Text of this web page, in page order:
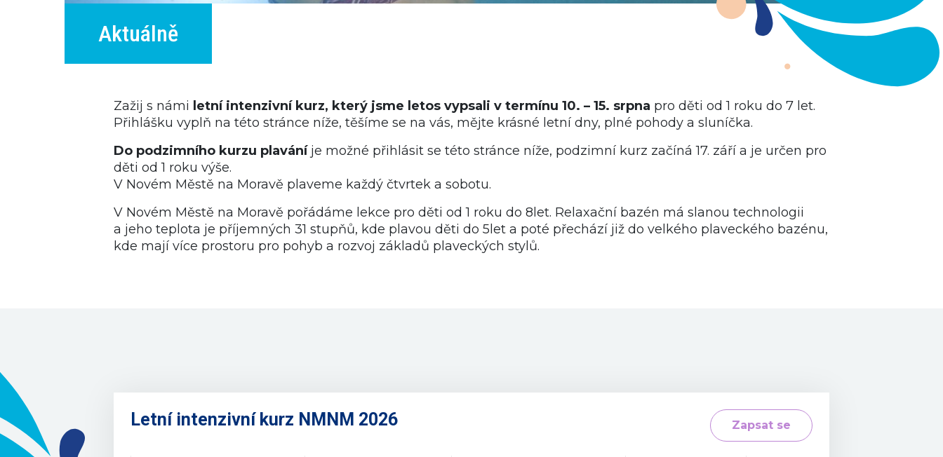
Aktuálně
Zažij s námi letní intenzivní kurz, který jsme letos vypsali v termínu 10. – 15. srpna pro děti od 1 roku do 7 let.
Přihlášku vyplň na této stránce níže, těšíme se na vás, mějte krásné letní dny, plné pohody a sluníčka.
Do podzimního kurzu plaváníje možné přihlásit se této stránce níže, podzimní kurz začíná 17. září a je určen pro
děti od 1 roku výše.
V Novém Městě na Moravě plaveme každý čtvrtek a sobotu.
V Novém Městě na Moravě pořádáme lekce pro děti od 1 roku do 8let. Relaxační bazén má slanou technologii
a jeho teplota je příjemných 31 stupňů, kde plavou děti do 5let a poté přechází již do velkého plaveckého bazénu,
kde mají více prostoru pro pohyb a rozvoj základů plaveckých stylů.
Letní intenzivní kurz NMNM 2026 Zapsat se